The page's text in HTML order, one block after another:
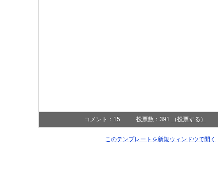
コメント： 15 投票数：391 （投票する）
このテンプレートを新規ウィンドウで開く